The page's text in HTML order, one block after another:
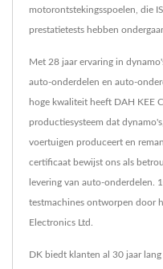
motorontstekingsspoelen, die
prestatietests hebben
Met 28 jaar ervaring in
auto-onderdelen en auto-
hoge kwaliteit heeft DAH KEE
productiesysteem dat
voertuigen produceert en
certificaat bewijst ons als
levering van auto-onderdelen.
testmachines ontworpen door
Electronics Ltd.
DK biedt klanten al 30 jaar